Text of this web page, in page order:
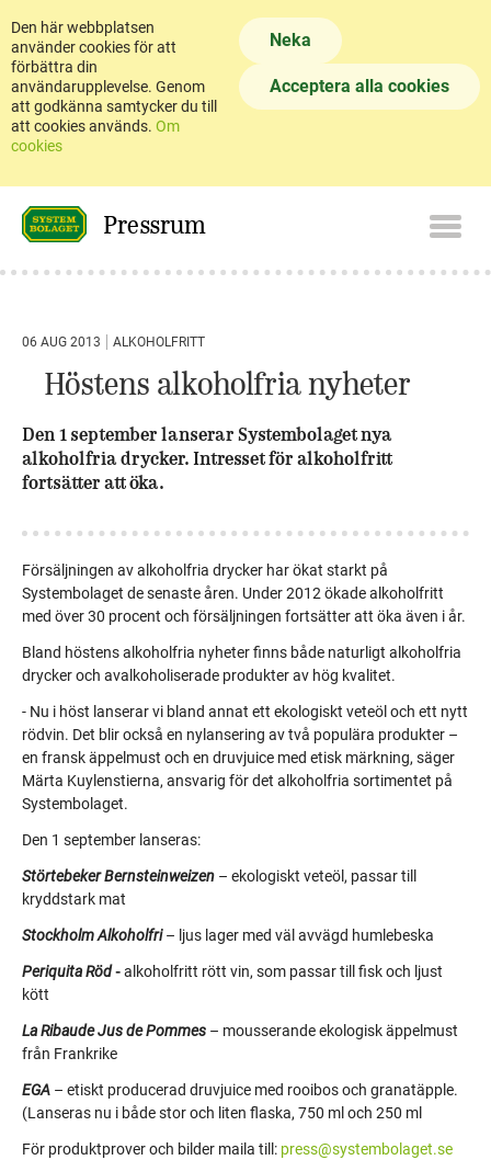
Den här webbplatsen
använder cookies för att
förbättra din
användarupplevelse. Genom
att godkänna samtycker du till
att cookies används. Om
cookies
Neka
Acceptera alla cookies
Pressrum
06 AUG 2013 ALKOHOLFRITT
Höstens alkoholfria nyheter
Den 1 september lanserar Systembolaget nya
alkoholfria drycker. Intresset för alkoholfritt
fortsätter att öka.
Försäljningen av alkoholfria drycker har ökat starkt på
Systembolaget de senaste åren. Under 2012 ökade alkoholfritt
med över 30 procent och försäljningen fortsätter att öka även i år.
Bland höstens alkoholfria nyheter finns både naturligt alkoholfria
drycker och avalkoholiserade produkter av hög kvalitet.
- Nu i höst lanserar vi bland annat ett ekologiskt veteöl och ett nytt
rödvin. Det blir också en nylansering av två populära produkter –
en fransk äppelmust och en druvjuice med etisk märkning, säger
Märta Kuylenstierna, ansvarig för det alkoholfria sortimentet på
Systembolaget.
Den 1 september lanseras:
Störtebeker Bernsteinweizen – ekologiskt veteöl, passar till
kryddstark mat
Stockholm Alkoholfri– ljus lager med väl avvägd humlebeska
Periquita Röd-alkoholfritt rött vin, som passar till fisk och ljust
kött
La Ribaude Jus de Pommes – mousserande ekologisk äppelmust
från Frankrike
EGA – etiskt producerad druvjuice med rooibos och granatäpple.
(Lanseras nu i både stor och liten flaska, 750 ml och 250 ml
För produktprover och bilder maila till: press@systembolaget.se